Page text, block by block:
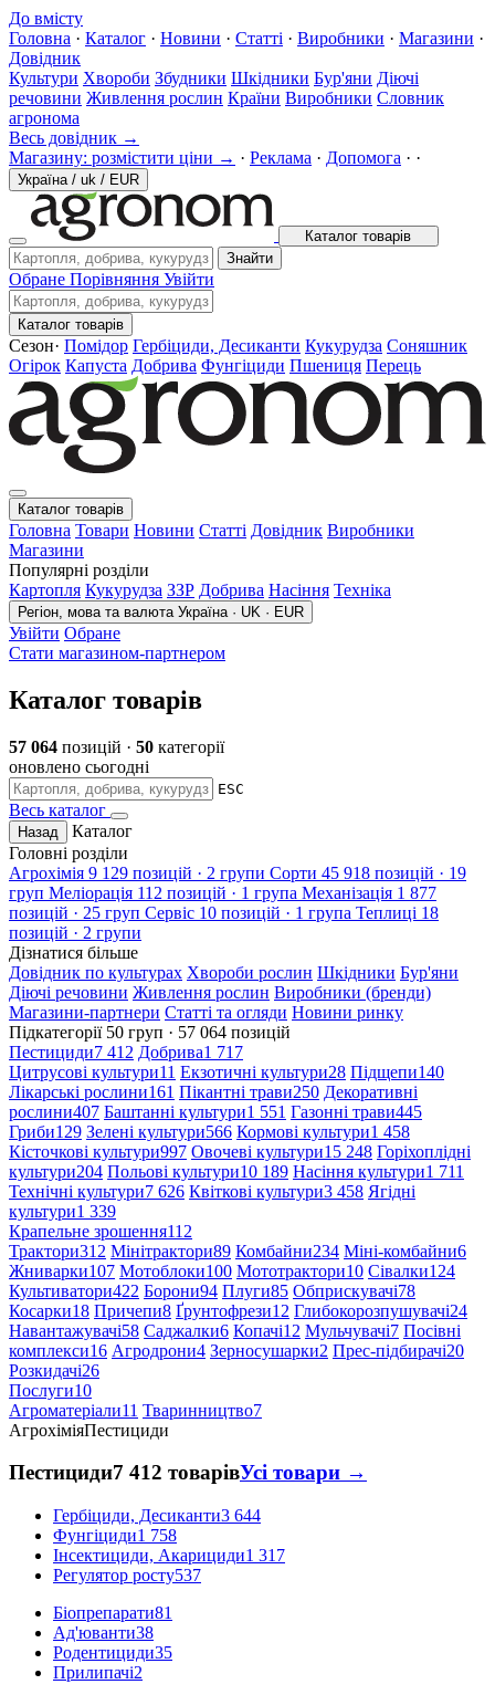
До вмісту
Головна · Каталог · Новини · Статті · Виробники · Магазини ·
Довідник
Культури Хвороби Збудники Шкідники Бур'яни Діючі
речовини Живлення рослин Країни Виробники Словник
агронома
Весь довідник →
Магазину: розмістити ціни → · Реклама · Допомога · ·
Україна / uk / EUR
Каталог товарів
Знайти
Обране Порівняння Увійти
Каталог товарів
Сезон· Помідор Гербіциди, Десиканти Кукурудза Соняшник
Огірок Капуста Добрива Фунгіциди Пшениця Перець
Каталог товарів
Головна Товари Новини Статті Довідник Виробники
Магазини
Популярні розділи
Картопля Кукурудза ЗЗР Добрива Насіння Техніка
Регіон, мова та валюта Україна · UK · EUR
Увійти Обране
Стати магазином-партнером
Каталог товарів
57 064 позицій · 50 категорії
оновлено сьогодні
ESC
Весь каталог
Назад
Каталог
Головні розділи
Агрохімія 9 129 позицій · 2 групи Сорти 45 918 позицій · 19
груп Меліорація 112 позицій · 1 група Механізація 1 877
позицій · 25 груп Сервіс 10 позицій · 1 група Теплиці 18
позицій · 2 групи
Дізнатися більше
Довідник по культурах Хвороби рослин Шкідники Бур'яни
Діючі речовини Живлення рослин Виробники (бренди)
Магазини-партнери Статті та огляди Новини ринку
Підкатегорії 50 груп · 57 064 позицій
Пестициди7 412 Добрива1 717
Цитрусові культури11 Екзотичні культури28 Підщепи140
Лікарські рослини161 Пікантні трави250 Декоративні
рослини407 Баштанні культури1 551 Газонні трави445
Гриби129 Зелені культури566 Кормові культури1 458
Кісточкові культури997 Овочеві культури15 248 Горіхоплідні
культури204 Польові культури10 189 Насіння культури1 711
Технічні культури7 626 Квіткові культури3 458 Ягідні
культури1 339
Крапельне зрошення112
Трактори312 Мінітрактори89 Комбайни234 Міні-комбайни6
Жниварки107 Мотоблоки100 Мототрактори10 Сівалки124
Культиватори422 Борони94 Плуги85 Обприскувачі78
Косарки18 Причепи8 Ґрунтофрези12 Глибокорозпушувачі24
Навантажувачі58 Саджалки6 Копачі12 Мульчувачі7 Посівні
комплекси16 Агродрони4 Зерносушарки2 Прес-підбирачі20
Розкидачі26
Послуги10
Агроматеріали11 Тваринництво7
АгрохіміяПестициди
Пестициди7 412 товарівУсі товари →
Гербіциди, Десиканти3 644
Фунгіциди1 758
Інсектициди, Акарициди1 317
Регулятор росту537
Біопрепарати81
Ад'юванти38
Родентициди35
Прилипачі2